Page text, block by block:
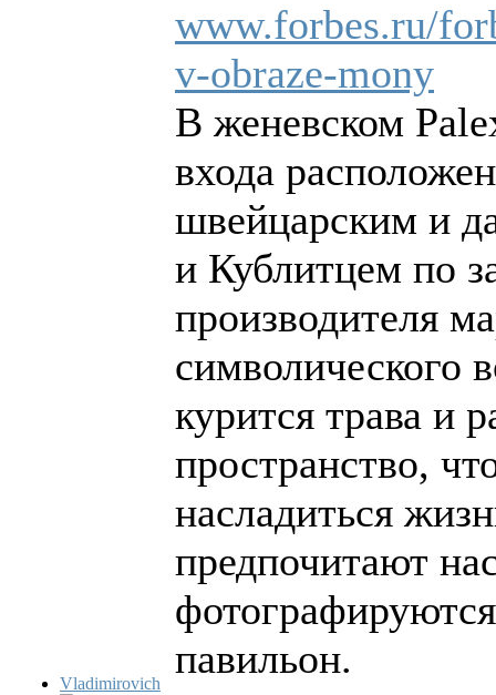
Vladimirovich
www.forbes.ru/
v-obraze-mony
В женевском
входа
швейцарским и
и Кублитцем по
производителя
символического
курится трава
пространство,
насладиться
предпочитают
павильон.